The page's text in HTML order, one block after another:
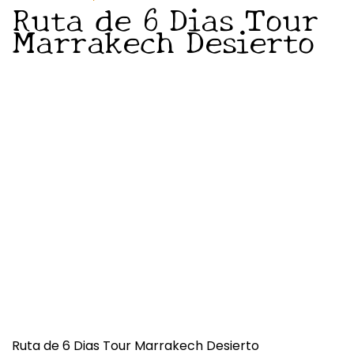
Ruta de 6 Dias Tour
Marrakech Desierto
Ruta de 6 Dias Tour Marrakech Desierto